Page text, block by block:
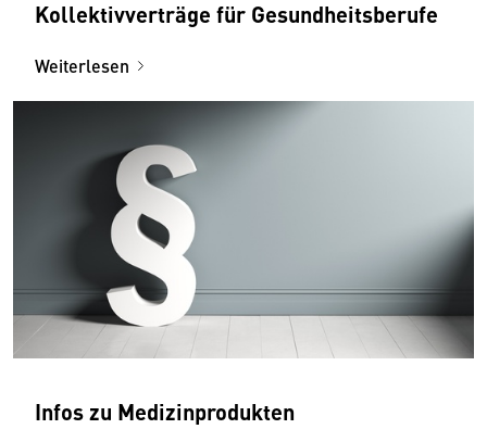
Kollektivverträge für Gesundheitsberufe
Weiterlesen
Infos zu Medizinprodukten